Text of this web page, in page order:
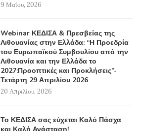
9 Μαΐου, 2026
Webinar ΚΕΔΙΣΑ & Πρεσβείας της
Λιθουανίας στην Ελλάδα: “Η Προεδρία
του Ευρωπαϊκού Συμβουλίου από την
Λιθουανία και την Ελλάδα το
2027:Προοπτικές και Προκλήσεις”-
Τετάρτη 29 Απριλίου 2026
20 Απριλίου, 2026
Το ΚΕΔΙΣΑ σας εύχεται Καλό Πάσχα